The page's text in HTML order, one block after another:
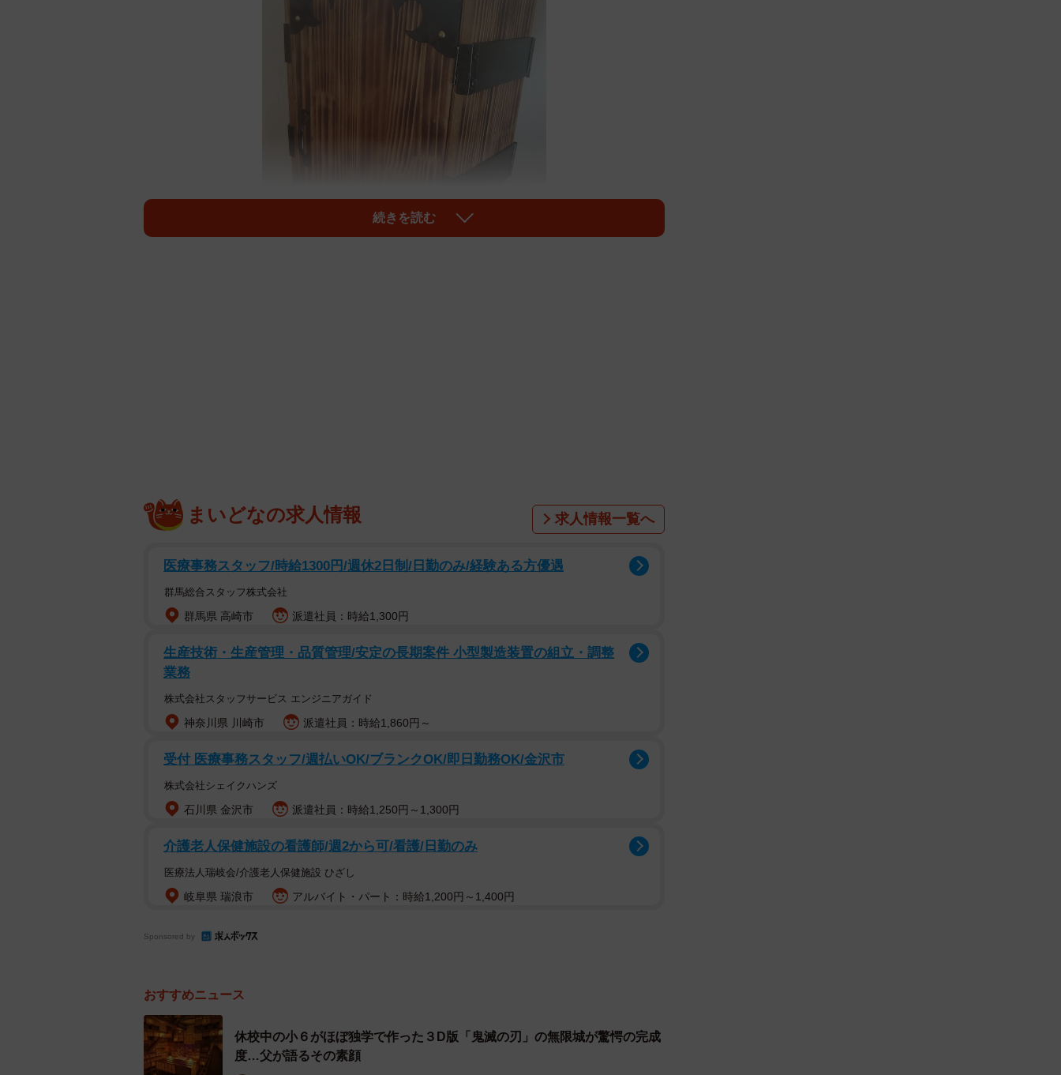
「禰豆子箱」と言えば漫画
ち運ぶ際に用いる木製の箱で、作品のストーリーにも大きく関わる重要アイテムだ。
この自作の禰豆子箱を紹介したのは一家で「鬼滅の刃」にハマっているという
さん。
どたって本当にでき上がってきたということだ。
家族で鬼滅にハマってるんだけど、父が｢作るか…禰豆子箱…！！😏｣
pic.twitter.com/jN8CdufqF4
— 枝野蓮華 (@miraclengeedano) November 9, 2020
木の材質、金具とも見るからに本格的な仕上がりで、しかも単行本が収納できるように中は
2段 に！
続きを読む
まいどなの求人情報 求人情報一覧へ
医療事務スタッフ/時給1300円/週休2日制/日勤のみ/経験ある方優遇
群馬総合スタッフ株式会社
群馬県 高崎市 派遣社員：時給1,300円
生産技術・生産管理・品質管理/安定の長期案件 小型製造装置の組立・調整
業務
株式会社スタッフサービス エンジニアガイド
神奈川県 川崎市 派遣社員：時給1,860円～
受付 医療事務スタッフ/週払いOK/ブランクOK/即日勤務OK/金沢市
株式会社シェイクハンズ
石川県 金沢市 派遣社員：時給1,250円～1,300円
介護老人保健施設の看護師/週2から可/看護/日勤のみ
医療法人瑞岐会/介護老人保健施設 ひざし
岐阜県 瑞浪市 アルバイト・パート：時給1,200円～1,400円
Sponsored by
おすすめニュース
休校中の小６がほぼ独学で作った３D版「鬼滅の刃」の無限城が驚愕の完成
度…父が語るその素顔